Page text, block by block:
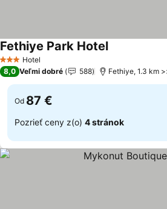
3 Počet hviezdičiek
Hotel
Fethiye Park HotelZobraziť ceny
8,0 Veľmi dobré 588 Fethiye, 1.3 km
Od 87 €
Pozrieť ceny z(o) 4 stránok